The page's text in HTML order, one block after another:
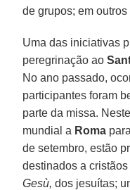
de grupos; em
Uma das iniciativas
peregrinação ao
No ano passado,
participantes foram
parte da missa.
mundial a Roma
de setembro, estão
destinados a cristãos
Gesù, dos jesuítas;